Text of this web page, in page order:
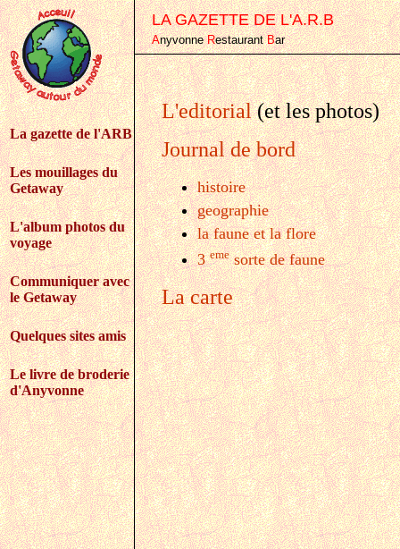
La gazette de l'ARB
Les mouillages du
Getaway
L'album photos du
voyage
Communiquer avec
le Getaway
Quelques sites amis
Le livre de broderie
d'Anyvonne
LA GAZETTE DE L'A.R.B
AnyvonneRestaurantBar
L'editorial(et les photos)
Journal de bord
histoire
geographie
la faune et la flore
3emesorte de faune
La carte